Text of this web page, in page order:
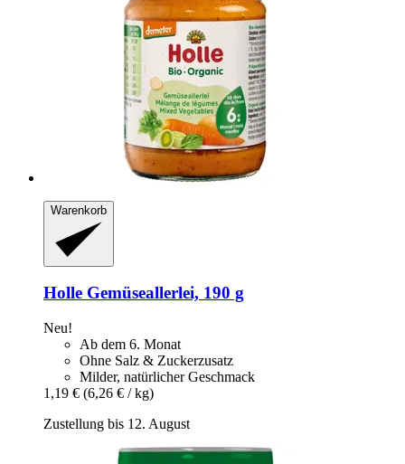
Warenkorb
Holle Gemüseallerlei, 190 g
Neu!
Ab dem 6. Monat
Ohne Salz & Zuckerzusatz
Milder, natürlicher Geschmack
1,19 € (6,26 € / kg)
Zustellung bis 12. August